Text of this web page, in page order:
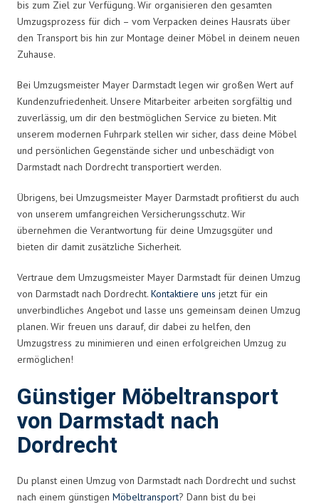
bis zum Ziel zur Verfügung. Wir organisieren den gesamten
Umzugsprozess für dich – vom Verpacken deines Hausrats über
den Transport bis hin zur Montage deiner Möbel in deinem neuen
Zuhause.
Bei Umzugsmeister Mayer Darmstadt legen wir großen Wert auf
Kundenzufriedenheit. Unsere Mitarbeiter arbeiten sorgfältig und
zuverlässig, um dir den bestmöglichen Service zu bieten. Mit
unserem modernen Fuhrpark stellen wir sicher, dass deine Möbel
und persönlichen Gegenstände sicher und unbeschädigt von
Darmstadt nach Dordrecht transportiert werden.
Übrigens, bei Umzugsmeister Mayer Darmstadt profitierst du auch
von unserem umfangreichen Versicherungsschutz. Wir
übernehmen die Verantwortung für deine Umzugsgüter und
bieten dir damit zusätzliche Sicherheit.
Vertraue dem Umzugsmeister Mayer Darmstadt für deinen Umzug
von Darmstadt nach Dordrecht. Kontaktiere uns jetzt für ein
unverbindliches Angebot und lasse uns gemeinsam deinen Umzug
planen. Wir freuen uns darauf, dir dabei zu helfen, den
Umzugstress zu minimieren und einen erfolgreichen Umzug zu
ermöglichen!
Günstiger Möbeltransport
von Darmstadt nach
Dordrecht
Du planst einen Umzug von Darmstadt nach Dordrecht und suchst
nach einem günstigen Möbeltransport? Dann bist du bei